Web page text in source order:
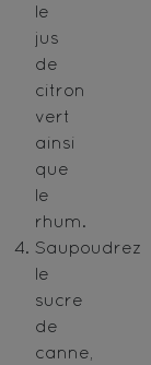
le
jus
de
citron
vert
ainsi
que
le
rhum.
Saupoudrez
le
sucre
de
canne,